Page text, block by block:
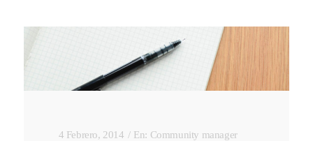
4 Febrero, 2014 En: Community manager